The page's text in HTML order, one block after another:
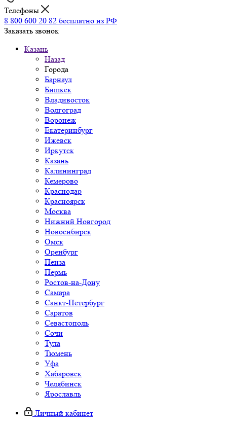
Телефоны
8 800 600 20 82 бесплатно из РФ
Заказать звонок
Казань
Назад
Города
Барнаул
Бишкек
Владивосток
Волгоград
Воронеж
Екатеринбург
Ижевск
Иркутск
Казань
Калининград
Кемерово
Краснодар
Красноярск
Москва
Нижний Новгород
Новосибирск
Омск
Оренбург
Пенза
Пермь
Ростов-на-Дону
Самара
Санкт-Петербург
Саратов
Севастополь
Сочи
Тула
Тюмень
Уфа
Хабаровск
Челябинск
Ярославль
Личный кабинет